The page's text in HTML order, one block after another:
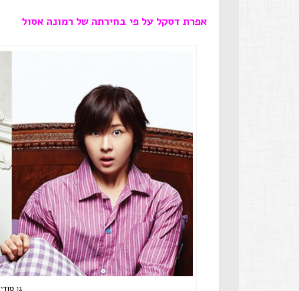
אפרת דסקל על פי בחירתה של רמונה אסול
גן סודי